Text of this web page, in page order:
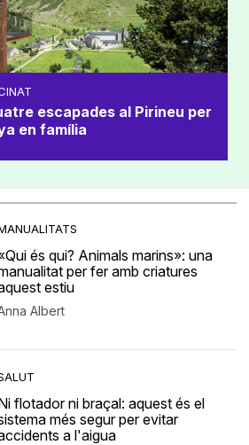
escapades al Pirineu per
en família
és qui? Animals marins»: una
per fer amb criatures
estiu
Albert
flotador ni braçal: aquest és el
més segur per evitar
a l'aigua